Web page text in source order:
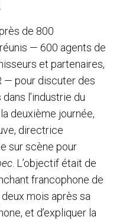
de 800
— 600 agents de
et partenaires,
— pour discuter des
l’industrie du
deuxième journée,
directrice
sur scène pour
. L’objectif était de
francophone de
mois après sa
et d’expliquer la